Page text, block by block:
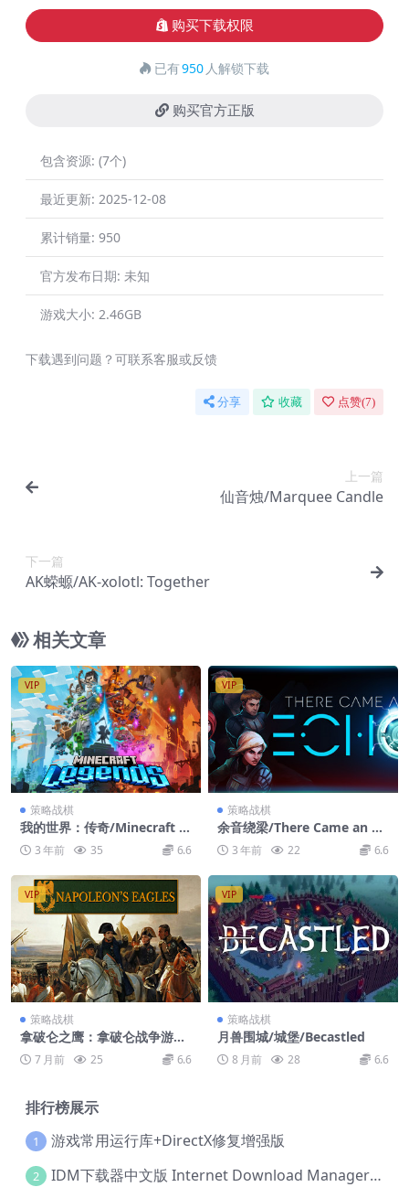
购买下载权限
已有950 人解锁下载
购买官方正版
包含资源: (7个)
最近更新: 2025-12-08
累计销量: 950
官方发布日期: 未知
游戏大小: 2.46GB
下载遇到问题？可联系客服或反馈
分享 收藏 点赞(7)
上一篇
仙音烛/Marquee Candle
下一篇
AK蝾螈/AK-xolotl: Together
相关文章
VIP
策略战棋
我的世界：传奇/Minecraft L
egends
3 年前 35 6.6
VIP
策略战棋
余音绕梁/There Came an Ec
ho3 年前 22 6.6
VIP
策略战棋
拿破仑之鹰：拿破仑战争游戏/
Napoleon’s Eagles: Game o
f the Napoleonic Wars
7 月前 25 6.6
VIP
策略战棋
月兽围城/城堡/Becastled
8 月前 28 6.6
排行榜展示
1 游戏常用运行库+DirectX修复增强版
2 IDM下载器中文版 Internet Download Manager v6.42.36 IDM